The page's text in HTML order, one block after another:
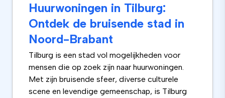
Huurwoningen in Tilburg:
Ontdek de bruisende stad in
Noord-Brabant
Tilburg is een stad vol mogelijkheden voor
mensen die op zoek zijn naar huurwoningen.
Met zijn bruisende sfeer, diverse culturele
scene en levendige gemeenschap, is Tilburg